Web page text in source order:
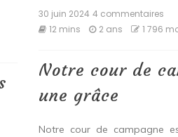
30 juin 2024 4 commentaires
est
12 mins 2 ans 1 796
Notre cour de
une grâce
Notre cour de campagne